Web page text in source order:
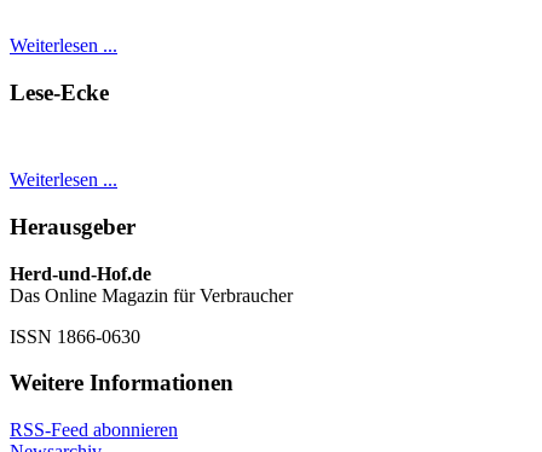
Weiterlesen ...
Lese-Ecke
Weiterlesen ...
Herausgeber
Herd-und-Hof.de
Das Online Magazin für Verbraucher
ISSN 1866-0630
Weitere Informationen
RSS-Feed abonnieren